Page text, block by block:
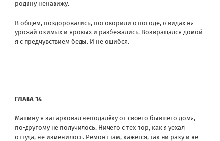
родину ненавижу.
В общем, поздоровались, поговорили о погоде, о видах на
урожай озимых и яровых и разбежались. Возвращался домой
я с предчувствием беды. И не ошибся.
ГЛАВА 14
Машину я запарковал неподалёку от своего бывшего дома,
по-другому не получилось. Ничего с тех пор, как я уехал
оттуда, не изменилось. Ремонт там, кажется, так ни разу и не